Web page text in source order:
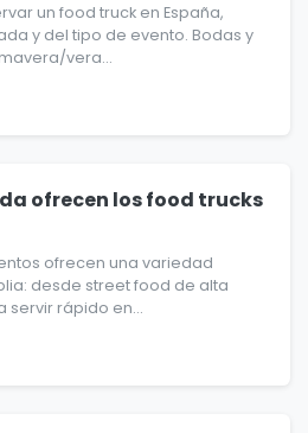
un food truck en España,
y del tipo de evento. Bodas y
vera...
ofrecen los food trucks
ofrecen una variedad
desde street food de alta
rápido en...